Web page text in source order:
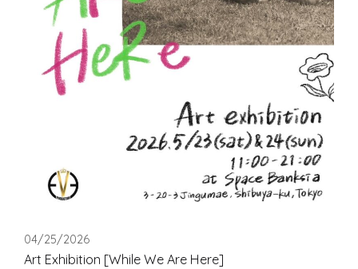
04/25/2026
Art Exhibition [While We Are Here]